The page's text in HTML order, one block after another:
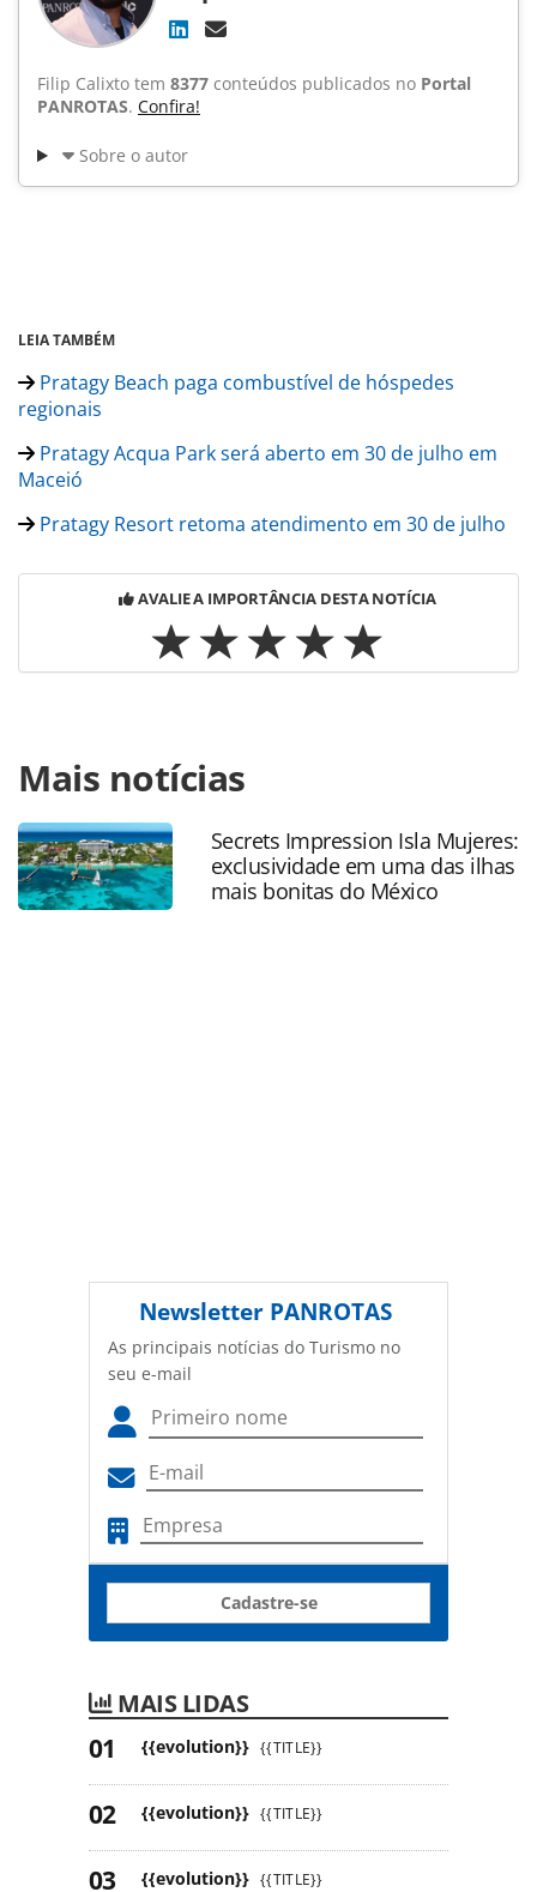
Filip Calixto tem 8377 conteúdos publicados no Portal
PANROTAS. Confira!
Sobre o autor
LEIA TAMBÉM
Pratagy Beach paga combustível de hóspedes
regionais
Pratagy Acqua Park será aberto em 30 de julho em
Maceió
Pratagy Resort retoma atendimento em 30 de julho
AVALIE A IMPORTÂNCIA DESTA NOTÍCIA
https://www.panrotas.com.br/hotelaria/mercado/2020/08/
beach-all-inclusive-resort-renova-identidade-
visual_176162.html ou as ferramentas oferecidas na
página. Todo o conteúdo produzido pela PANROTAS
Editora é protegido pela legislação brasileira sobre direito
autoral. Não reproduza o conteúdo sem autorização da
Mais notícias
Secrets Impression Isla Mujeres:
exclusividade em uma das ilhas
mais bonitas do México
Newsletter PANROTAS
As principais notícias do Turismo no
seu e-mail
Cadastre-se
MAIS LIDAS
{{evolution}} {{TITLE}}
{{evolution}} {{TITLE}}
{{evolution}} {{TITLE}}